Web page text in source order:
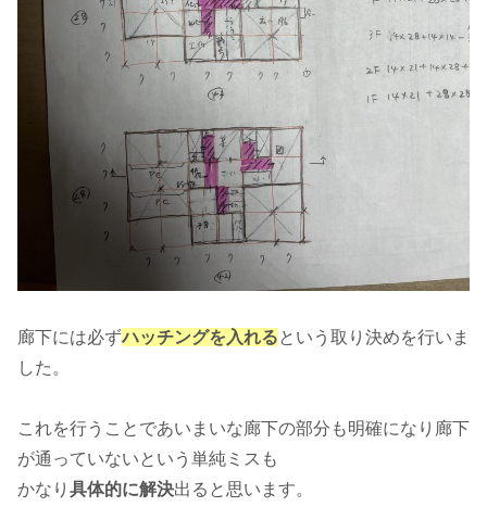
廊下には必ずハッチングを入れるという取り決めを行いま
した。
これを行うことであいまいな廊下の部分も明確になり廊下
が通っていないという単純ミスも
かなり 具体的に解決出ると思います。